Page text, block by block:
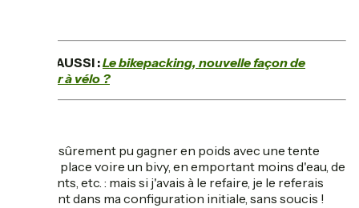
A LIRE AUSSI :Le bikepacking, nouvelle façon de
voyager à vélo ?
J'aurais sûrement pu gagner en poids avec une tente
légère 1 place voire un bivy, en emportant moins d'eau, de
vêtements, etc. : mais si j'avais à le refaire, je le referais
sûrement dans ma configuration initiale, sans soucis !